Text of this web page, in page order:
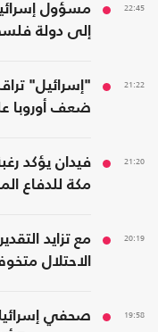
22:45
مسؤول
إلى دولة
21:22
"إسرائيل"
ضعف أوروبا
21:20
فيدان يؤكد
مكة للدفاع
20:19
مع تزايد
الاحتلال
19:58
صحفي